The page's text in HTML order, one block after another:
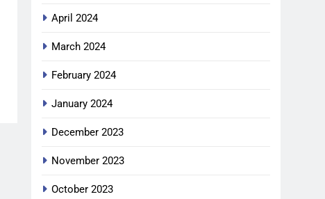
April 2024
March 2024
February 2024
January 2024
December 2023
November 2023
October 2023